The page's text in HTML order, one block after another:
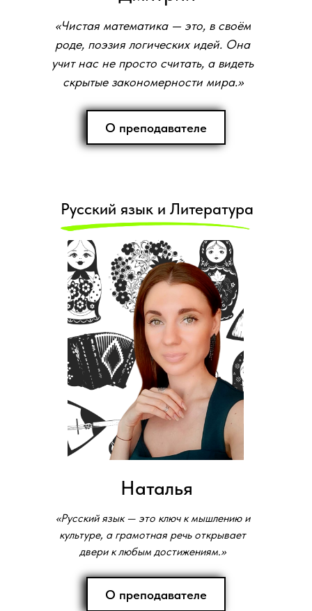
О преподавателе
«Чистая математика — это, в своём
роде, поэзия логических идей. Она
учит нас не просто считать, а видеть
скрытые закономерности мира.»
«Русский язык — это ключ к мышлению и
культуре, а грамотная речь открывает
двери к любым достижениям.»
Русский язык и Литература
Наталья
О преподавателе